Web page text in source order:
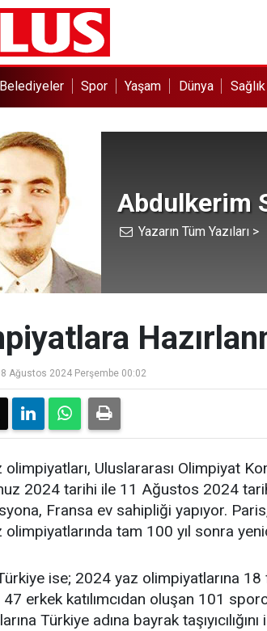
Belediyeler Spor Yaşam Dünya Sağlık
Abdulkerim
Yazarın Tüm Yazıları >
Ağustos 2024 Perşembe 00:02
Uluslararası Olimpiyat
2024 tarihi ile 11 Ağustos 2024
Fransa ev sahipliği yapıyor.
tam 100 yıl sonra
ise; 2024 yaz olimpiyatlarına 18
47 erkek katılımcıdan oluşan 101
Türkiye adına bayrak